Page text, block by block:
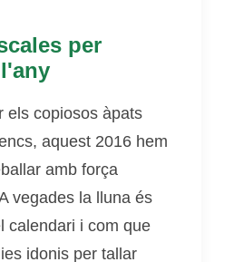
per
els copiosos àpats
aquest 2016 hem
amb força
vegades la lluna és
calendari i com que
idonis per tallar